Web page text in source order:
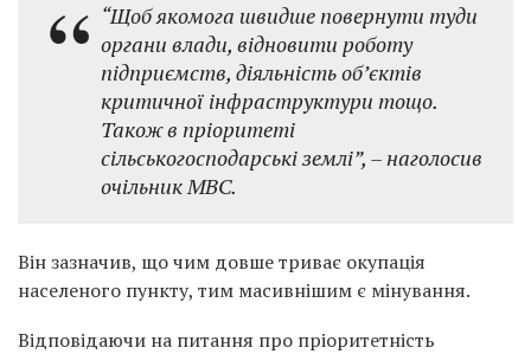
“Щоб якомога швидше повернути туди
органи влади, відновити роботу
підприємств, діяльність об’єктів
критичної інфраструктури тощо.
Також в пріоритеті
сільськогосподарські землі”, – наголосив
очільник МВС.
Він зазначив, що чим довше триває окупація
населеного пункту, тим масивнішим є мінування.
Відповідаючи на питання про пріоритетність